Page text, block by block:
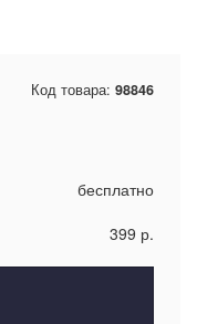
Код товара: 98846
бесплатно
399 р.